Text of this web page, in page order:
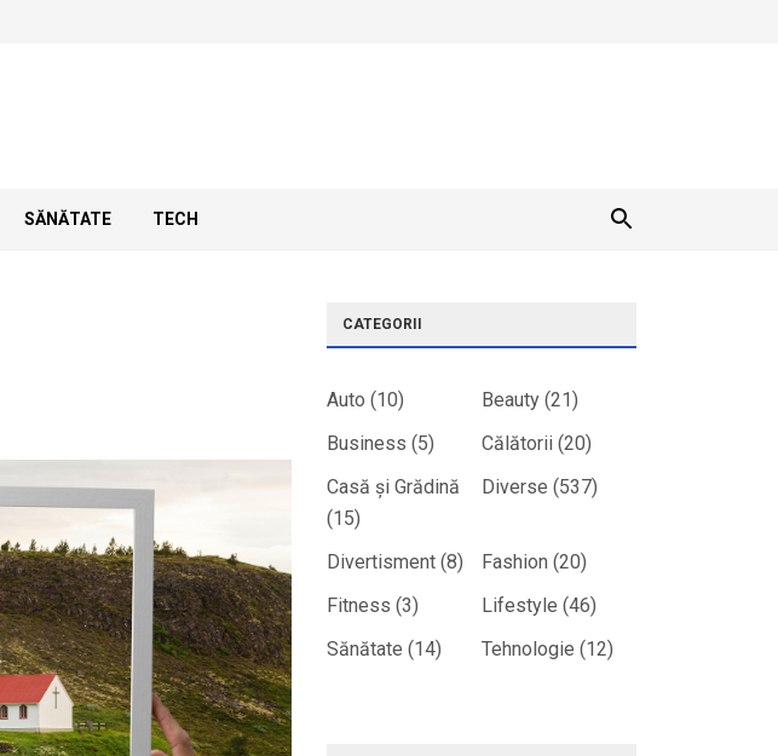
SĂNĂTATE TECH
CATEGORII
Auto (10) Beauty(21)
Business (5) Călătorii(20)
Casă și Grădină
(15)
Diverse (537)
Divertisment(8) Fashion (20)
Fitness (3) Lifestyle (46)
Sănătate (14) Tehnologie (12)